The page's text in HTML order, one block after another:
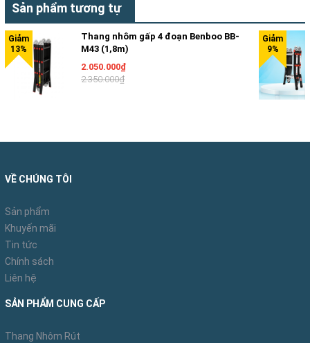
Giới thiệu về xe đẩy hàng 4 bánh sàn thép 4 bánh
FUJIHOME SH300N
Xe đẩy hàng sàn thép 4 bánh FUJIHOME SH300N,
Sản phẩm tương tự
Thang nhôm gấp 4 đoạn Benboo BB-
M43 (1,8m)
2.050.000₫
2.350.000₫
VỀ CHÚNG TÔI
Sản phẩm
Khuyến mãi
Tin tức
Chính sách
Liên hệ
SẢN PHẨM CUNG CẤP
Thang Nhôm Rút